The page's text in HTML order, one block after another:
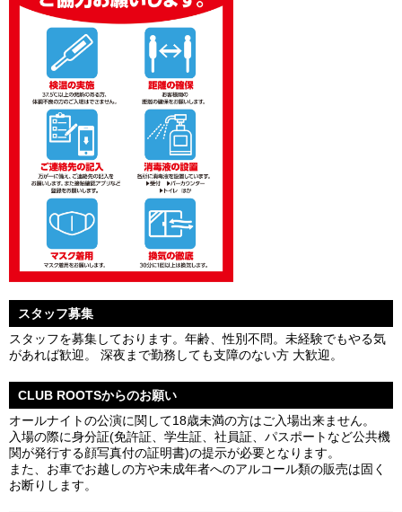
スタッフ募集
スタッフを募集しております。年齢、性別不問。未経験でもやる気
があれば歓迎。 深夜まで勤務しても支障のない方 大歓迎。
CLUB ROOTSからのお願い
オールナイトの公演に関して18歳未満の方はご入場出来ません。
入場の際に身分証(免許証、学生証、社員証、パスポートなど公共機
関が発行する顔写真付の証明書)の提示が必要となります。
また、お車でお越しの方や未成年者へのアルコール類の販売は固く
お断りします。